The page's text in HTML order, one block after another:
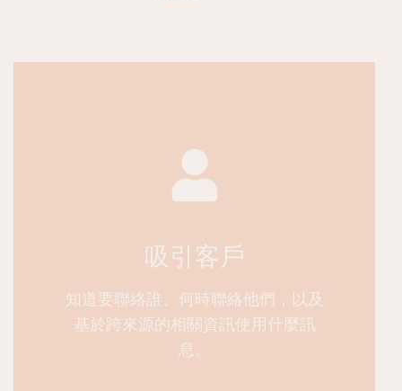
吸引客戶
知道要聯絡誰、何時聯絡他們，以及
基於跨來源的相關資訊使用什麼訊
息。